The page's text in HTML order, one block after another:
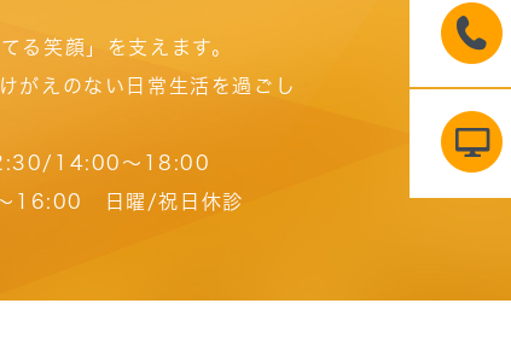
る笑顔」を支えます。
がえのない日常生活を過ごし
14:00～18:00
16:00
日曜/祝日休診